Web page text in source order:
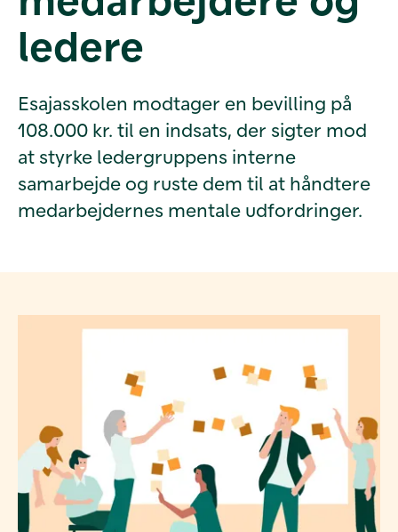
ledere
Esajasskolen modtager en bevilling på
108.000 kr. til en indsats, der sigter mod
at styrke ledergruppens interne
samarbejde og ruste dem til at håndtere
medarbejdernes mentale udfordringer.